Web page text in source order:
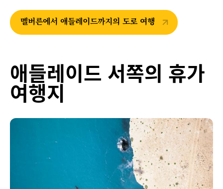
멜버른에서 애들레이드까지의 도로 여행
애들레이드 서쪽의 휴가
여행지